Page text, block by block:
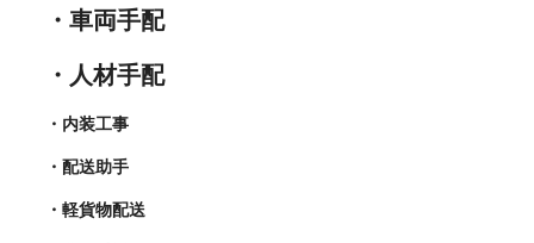
・車両手配
・人材手配
・内装工事
・配送助手
・軽貨物配送